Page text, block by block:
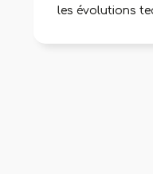
les évolutions
collaborateurs